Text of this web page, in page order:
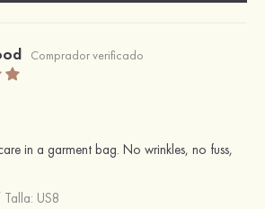
Comprador verificado
in a garment bag. No wrinkles, no fuss,
Talla: US8